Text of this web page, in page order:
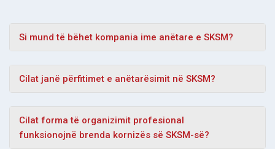
Si mund të bëhet kompania ime anëtare e SKSM?
Cilat janë përfitimet e anëtarësimit në SKSM?
Cilat forma të organizimit profesional
funksionojnë brenda kornizës së SKSM-së?